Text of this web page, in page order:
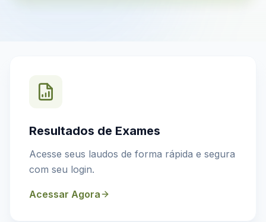
Resultados de Exames
Acesse seus laudos de forma rápida e segura
com seu login.
Acessar Agora